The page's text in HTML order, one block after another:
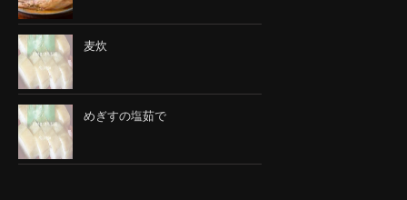
麦炊
めぎすの塩茹で